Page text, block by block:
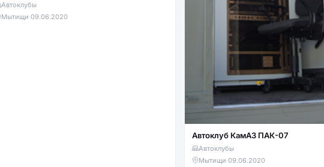
Автоклубы
Мытищи·09.06.2020
Автоклуб КамАЗ ПАК-07
Автоклубы
Мытищи·09.06.2020